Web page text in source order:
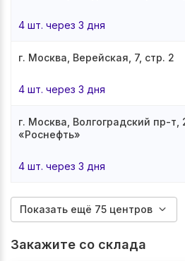
4 шт. через 3 дня
г. Москва, Верейская, 7, стр. 2
4 шт. через 3 дня
г. Москва, Волгоградский пр-т,
«Роснефть»
4 шт. через 3 дня
Показать ещё 75 центров
Закажите со склада